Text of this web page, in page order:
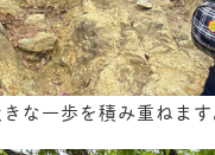
な一歩を積み重ねます